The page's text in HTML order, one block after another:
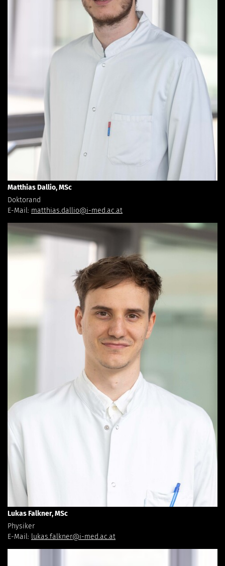
Matthias Dallio, MSc
Doktorand
E-Mail: matthias.dallio@i-med.ac.at
Lukas Falkner, MSc
Physiker
E-Mail: lukas.falkner@i-med.ac.at